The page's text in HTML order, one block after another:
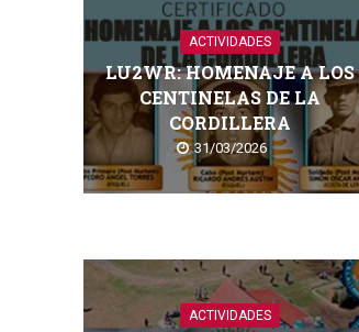
ACTIVIDADES
LU2WR: HOMENAJE A LOS
CENTINELAS DE LA
CORDILLERA
31/03/2026
ACTIVIDADES